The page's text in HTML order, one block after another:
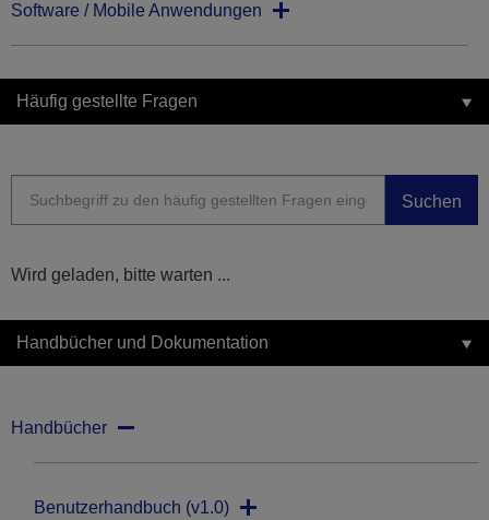
Software / Mobile Anwendungen
Häufig gestellte Fragen
Suchen
Wird geladen, bitte warten ...
Handbücher und Dokumentation
Handbücher
Benutzerhandbuch (v1.0)